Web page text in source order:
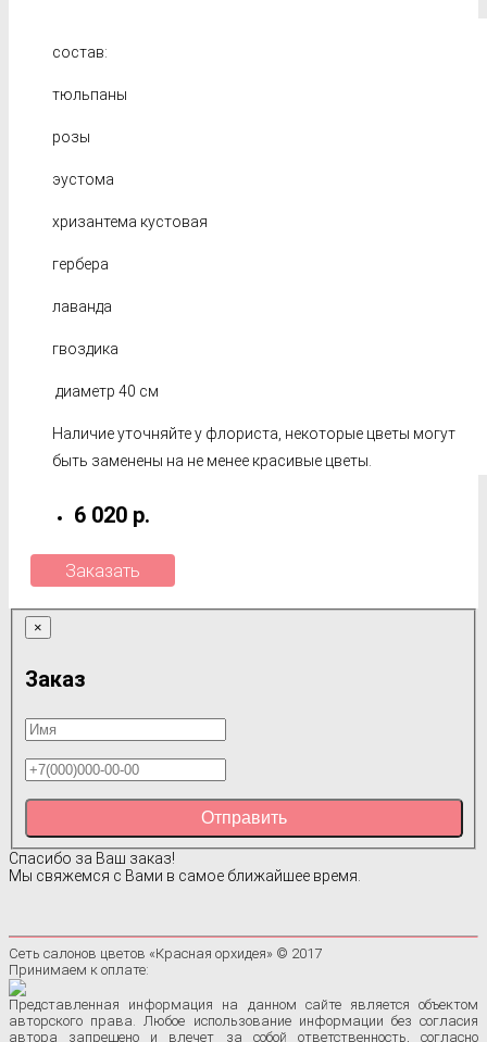
состав:
тюльпаны
розы
эустома
хризантема кустовая
гербера
лаванда
гвоздика
диаметр 40 см
Наличие уточняйте у флориста, некоторые цветы могут
быть заменены на не менее красивые цветы.
6 020 р.
Заказать
×
Заказ
Отправить
Спасибо за Ваш заказ!
Мы свяжемся с Вами в самое ближайшее время.
Сеть салонов цветов «Красная орхидея» © 2017
Принимаем к оплате:
Представленная информация на данном сайте является объектом
авторского права. Любое использование информации без согласия
автора запрещено и влечет за собой ответственность, согласно